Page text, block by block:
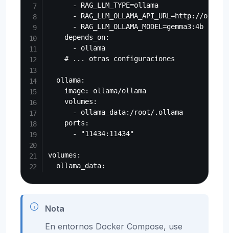
      - RAG_LLM_TYPE=ollama
- RAG_LLM_OLLAMA_API_URL=http://
      - RAG_LLM_OLLAMA_MODEL=gemma3:4b
    depends_on:
      - ollama
    # ... otras configuraciones
  ollama:
    image: ollama/ollama
    volumes:
      - ollama_data:/root/.ollama
    ports:
      - "11434:11434"
volumes:
Nota
En entornos Docker Compose, use